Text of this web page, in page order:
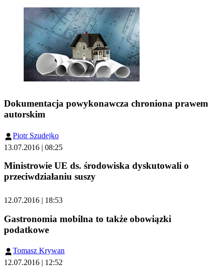
Dokumentacja powykonawcza chroniona prawem
autorskim
Piotr Szudejko
13.07.2016 | 08:25
Ministrowie UE ds. środowiska dyskutowali o
przeciwdziałaniu suszy
12.07.2016 | 18:53
Gastronomia mobilna to także obowiązki
podatkowe
Tomasz Krywan
12.07.2016 | 12:52